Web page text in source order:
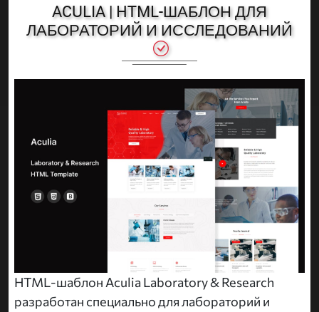
ACULIA | HTML-ШАБЛОН ДЛЯ
ЛАБОРАТОРИЙ И ИССЛЕДОВАНИЙ
HTML-шаблон Aculia Laboratory & Research
разработан специально для лабораторий и